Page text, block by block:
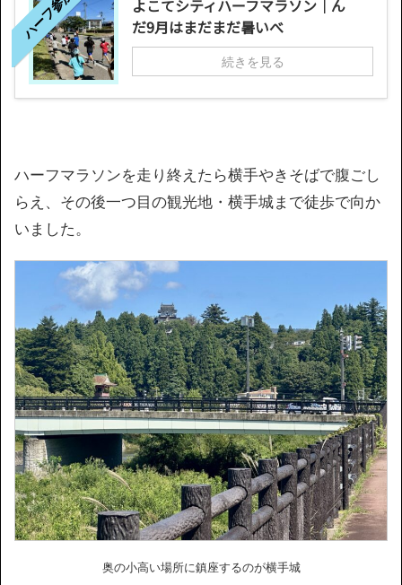
ハーフ参加
よこてシティハーフマラソン｜ん
だ9月はまだまだ暑いべ
続きを見る
ハーフマラソンを走り終えたら横手やきそばで腹ごし
らえ、その後一つ目の観光地・横手城まで徒歩で向か
いました。
奥の小高い場所に鎮座するのが横手城